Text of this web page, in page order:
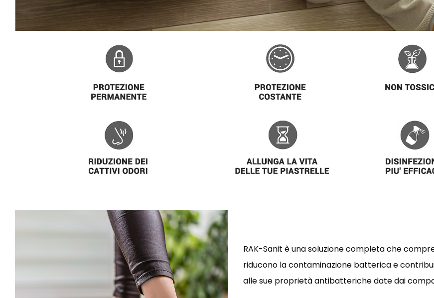
RAK-Sanit è una soluzione completa che
riducono la contaminazione batterica e
alle sue proprietà antibatteriche date dai